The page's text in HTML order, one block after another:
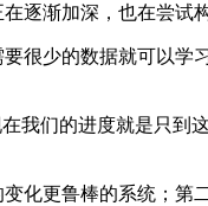
逐渐加深，也在尝试
少的数据就可以学
们的进度就是只到
更鲁棒的系统；第